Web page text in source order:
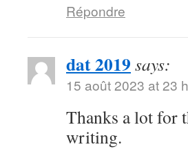
Répondre
dat 2019 says:
15 août 2023 at 23
Thanks a lot for
writing.